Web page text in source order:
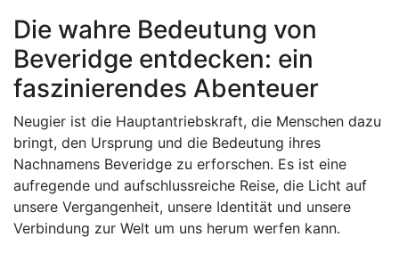
Die wahre Bedeutung von
Beveridge entdecken: ein
faszinierendes Abenteuer
Neugier ist die Hauptantriebskraft, die Menschen dazu
bringt, den Ursprung und die Bedeutung ihres
Nachnamens Beveridge zu erforschen. Es ist eine
aufregende und aufschlussreiche Reise, die Licht auf
unsere Vergangenheit, unsere Identität und unsere
Verbindung zur Welt um uns herum werfen kann.